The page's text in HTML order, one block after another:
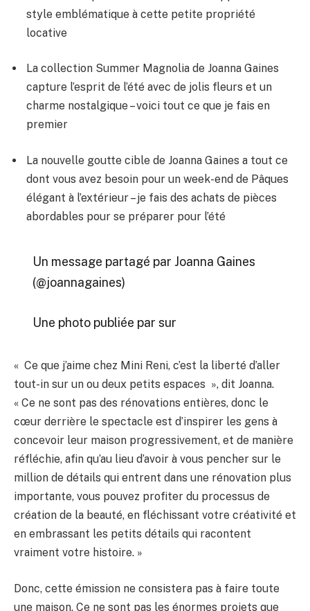
style emblématique à cette petite propriété
locative
La collection Summer Magnolia de Joanna Gaines
capture l’esprit de l’été avec de jolis fleurs et un
charme nostalgique – voici tout ce que je fais en
premier
La nouvelle goutte cible de Joanna Gaines a tout ce
dont vous avez besoin pour un week-end de Pâques
élégant à l’extérieur – je fais des achats de pièces
abordables pour se préparer pour l’été
Un message partagé par Joanna Gaines
(@joannagaines)
Une photo publiée par sur
« Ce que j’aime chez Mini Reni, c’est la liberté d’aller
tout-in sur un ou deux petits espaces », dit Joanna.
« Ce ne sont pas des rénovations entières, donc le
cœur derrière le spectacle est d’inspirer les gens à
concevoir leur maison progressivement, et de manière
réfléchie, afin qu’au lieu d’avoir à vous pencher sur le
million de détails qui entrent dans une rénovation plus
importante, vous pouvez profiter du processus de
création de la beauté, en fléchissant votre créativité et
en embrassant les petits détails qui racontent
vraiment votre histoire. »
Donc, cette émission ne consistera pas à faire toute
une maison. Ce ne sont pas les énormes projets que